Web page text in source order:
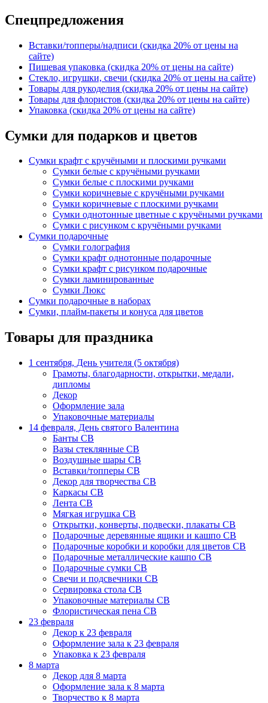
Спецпредложения
Вставки/топперы/надписи (скидка 20% от цены на
сайте)
Пищевая упаковка (скидка 20% от цены на сайте)
Стекло, игрушки, свечи (скидка 20% от цены на сайте)
Товары для рукоделия (скидка 20% от цены на сайте)
Товары для флористов (скидка 20% от цены на сайте)
Упаковка (скидка 20% от цены на сайте)
Сумки для подарков и цветов
Сумки крафт с кручёными и плоскими ручками
Сумки белые с кручёными ручками
Сумки белые с плоскими ручками
Сумки коричневые с кручёными ручками
Сумки коричневые с плоскими ручками
Сумки однотонные цветные с кручёными ручками
Сумки с рисунком с кручёными ручками
Сумки подарочные
Сумки голография
Сумки крафт однотонные подарочные
Сумки крафт с рисунком подарочные
Сумки ламинированные
Сумки Люкс
Сумки подарочные в наборах
Сумки, плайм-пакеты и конуса для цветов
Товары для праздника
1 сентября, День учителя (5 октября)
Грамоты, благодарности, открытки, медали,
дипломы
Декор
Оформление зала
Упаковочные материалы
14 февраля, День святого Валентина
Банты СВ
Вазы стеклянные СВ
Воздушные шары СВ
Вставки/топперы СВ
Декор для творчества СВ
Каркасы СВ
Лента СВ
Мягкая игрушка СВ
Открытки, конверты, подвески, плакаты СВ
Подарочные деревянные ящики и кашпо СВ
Подарочные коробки и коробки для цветов СВ
Подарочные металлические кашпо СВ
Подарочные сумки СВ
Свечи и подсвечники СВ
Сервировка стола СВ
Упаковочные материалы СВ
Флористическая пена СВ
23 февраля
Декор к 23 февраля
Оформление зала к 23 февраля
Упаковка к 23 февраля
8 марта
Декор для 8 марта
Оформление зала к 8 марта
Творчество к 8 марта